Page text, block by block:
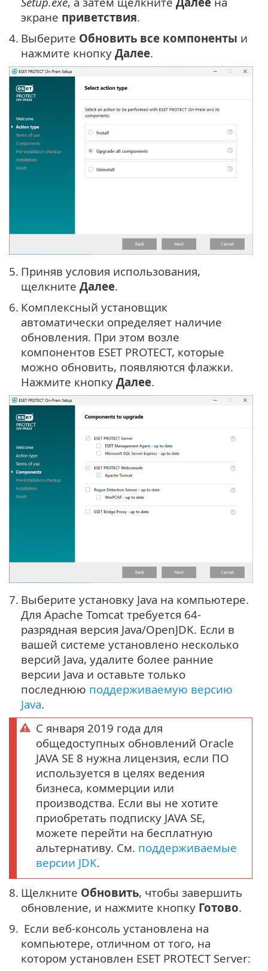
экране приветствия.
4. Выберите Обновить все компоненты и
нажмите кнопку Далее.
5. Приняв условия использования,
щелкните Далее.
6. Комплексный установщик
автоматически определяет наличие
обновления. При этом возле
компонентов ESET PROTECT, которые
можно обновить, появляются флажки.
Нажмите кнопку Далее.
7. Выберите установку Java на компьютере.
Для Apache Tomcat требуется 64-
разрядная версия Java/OpenJDK. Если в
вашей системе установлено несколько
версий Java, удалите более ранние
версии Java и оставьте только
последнюю поддерживаемую версию
Java.
С января 2019 года для
общедоступных обновлений Oracle
JAVA SE 8 нужна лицензия, если ПО
используется в целях ведения
бизнеса, коммерции или
производства. Если вы не хотите
приобретать подписку JAVA SE,
можете перейти на бесплатную
альтернативу. См. поддерживаемые
версии JDK.
8. Щелкните Обновить, чтобы завершить
обновление, и нажмите кнопку Готово.
9. Если веб-консоль установлена на
компьютере, отличном от того, на
котором установлен ESET PROTECT Server: